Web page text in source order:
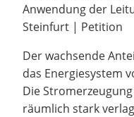
Anwendung der
Steinfurt | Petition
Der wachsende
das Energiesystem
Die
räumlich stark